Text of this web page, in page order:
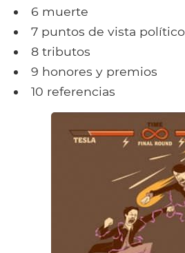
6 muerte
7 puntos de vista
8 tributos
9 honores y premios
10 referencias